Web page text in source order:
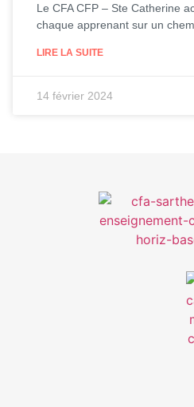
Le CFA CFP – Ste Catherine
chaque apprenant sur un
LIRE LA SUITE
14 février 2024